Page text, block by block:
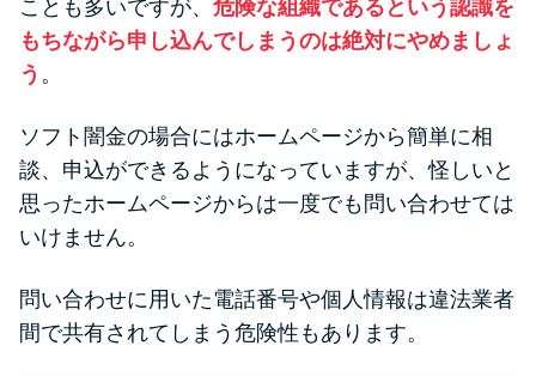
ことも多いですが、 危険な組織であるという認識を
もちながら申し込んでしまうのは絶対にやめましょ
う 。
ソフト闇金の場合にはホームページから簡単に相
談、申込ができるようになっていますが、怪しいと
思ったホームページからは一度でも問い合わせては
いけません。
問い合わせに用いた電話番号や個人情報は違法業者
間で共有されてしまう危険性もあります。